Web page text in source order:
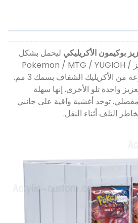
بوكيمون الأكريليكي ليحمل بشكل
مثالي حزمة بطاقة التعزيز Pokemon / MTG / YUGIOH /
Digimon / DBS المصنوعة من الأكريليك الشفاف بسمك 3 مم.
واحدة تلو الأخرى. إنها سهلة
توجد أغشية واقية على جانبي
التلف أثناء النقل.